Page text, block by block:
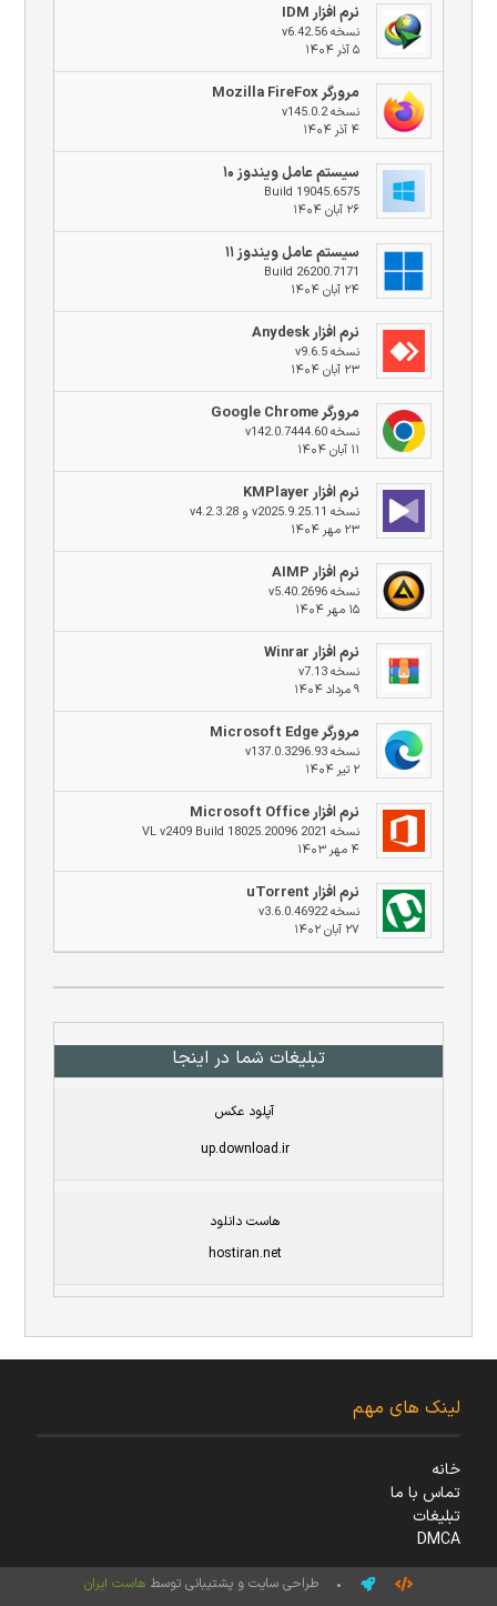
نرم افزار IDM
نسخه v6.42.56
۵ آذر ۱۴۰۴
مرورگر Mozilla FireFox
نسخه v145.0.2
۴ آذر ۱۴۰۴
سیستم عامل ویندوز ۱۰
Build 19045.6575
۲۶ آبان ۱۴۰۴
سیستم عامل ویندوز ۱۱
Build 26200.7171
۲۴ آبان ۱۴۰۴
نرم افزار Anydesk
نسخه v9.6.5
۲۳ آبان ۱۴۰۴
مرورگر Google Chrome
نسخه v142.0.7444.60
۱۱ آبان ۱۴۰۴
نرم افزار KMPlayer
نسخه v2025.9.25.11 و v4.2.3.28
۲۳ مهر ۱۴۰۴
نرم افزار AIMP
نسخه v5.40.2696
۱۵ مهر ۱۴۰۴
نرم افزار Winrar
نسخه v7.13
۹ مرداد ۱۴۰۴
مرورگر Microsoft Edge
نسخه v137.0.3296.93
۲ تیر ۱۴۰۴
نرم افزار Microsoft Office
نسخه 2021 VL v2409 Build 18025.20096
۴ مهر ۱۴۰۳
نرم افزار uTorrent
نسخه v3.6.0.46922
۲۷ آبان ۱۴۰۲
تبلیغات شما در اینجا
آپلود عکس
up.download.ir
هاست دانلود
hostiran.net
لینک های مهم
خانه
تماس با ما
تبلیغات
DMCA
• طراحی سایت و پشتیبانی توسط هاست ایران